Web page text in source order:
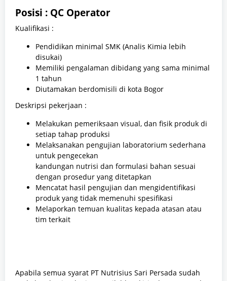
Posisi : QC Operator
Kualifikasi :
Pendidikan minimal SMK (Analis Kimia lebih
disukai)
Memiliki pengalaman dibidang yang sama minimal
1 tahun
Diutamakan berdomisili di kota Bogor
Deskripsi pekerjaan :
Melakukan pemeriksaan visual, dan fisik produk di
setiap tahap produksi
Melaksanakan pengujian laboratorium sederhana
untuk pengecekan
kandungan nutrisi dan formulasi bahan sesuai
dengan prosedur yang ditetapkan
Mencatat hasil pengujian dan mengidentifikasi
produk yang tidak memenuhi spesifikasi
Melaporkan temuan kualitas kepada atasan atau
tim terkait
Apabila semua syarat PT Nutrisius Sari Persada sudah